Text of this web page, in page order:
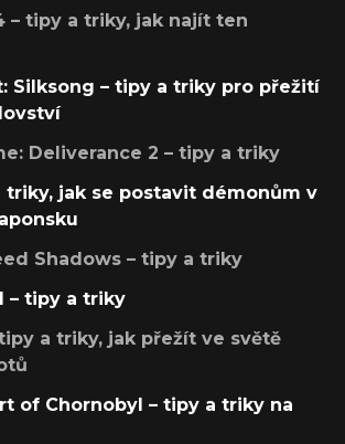
– tipy a triky, jak najít ten
Silksong – tipy a triky pro přežití
Deliverance 2 – tipy a triky
triky, jak se postavit démonům v
Shadows – tipy a triky
– tipy a triky
a triky, jak přežít ve světě
of Chornobyl – tipy a triky na